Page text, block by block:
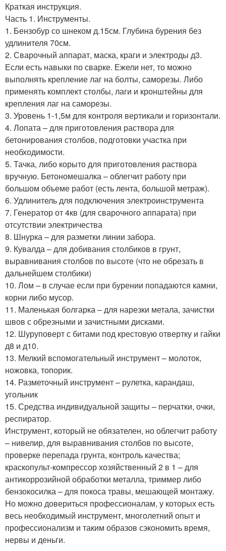
Краткая инструкция.
Часть 1. Инструменты.
1. Бензобур со шнеком д.15см. Глубина бурения без
удлинителя 70см.
2. Сварочный аппарат, маска, краги и электроды д3.
Если есть навыки по сварке. Ежели нет, то можно
выполнять крепление лаг на болты, саморезы. Либо
применять комплект столбы, лаги и кронштейны для
крепления лаг на саморезы.
3. Уровень 1-1,5м для контроля вертикали и горизонтали.
4. Лопата – для приготовления раствора для
бетонирования столбов, подготовки участка при
необходимости.
5. Тачка, либо корыто для приготовления раствора
вручную. Бетономешалка – облегчит работу при
большом объеме работ (есть лента, большой метраж).
6. Удлинитель для подключения электроинструмента
7. Генератор от 4кв (для сварочного аппарата) при
отсутствии электричества
8. Шнурка – для разметки линии забора.
9. Кувалда – для добивания столбиков в грунт,
выравнивания столбов по высоте (что не обрезать в
дальнейшем столбики)
10. Лом – в случае если при бурении попадаются камни,
корни либо мусор.
11. Маленькая болгарка – для нарезки метала, зачистки
швов с обрезными и зачистными дисками.
12. Шуруповерт с битами под крестовую отвертку и гайки
д8 и д10.
13. Мелкий вспомогательный инструмент – молоток,
ножовка, топорик.
14. Разметочный инструмент – рулетка, карандаш,
угольник
15. Средства индивидуальной защиты – перчатки, очки,
респиратор.
Инструмент, который не обязателен, но облегчит работу
– нивелир, для выравнивания столбов по высоте,
проверке перепада грунта, контроль качества;
краскопульт-компрессор хозяйственный 2 в 1 – для
антикоррозийной обработки металла, триммер либо
бензокосилка – для покоса травы, мешающей монтажу.
Но можно довериться профессионалам, у которых есть
весь необходимый инструмент, многолетний опыт и
профессионализм и таким образов сэкономить время,
нервы и деньги.